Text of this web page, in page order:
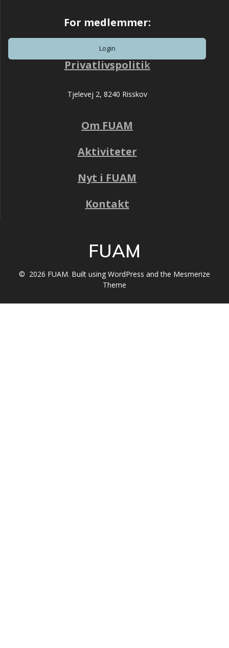
For medlemmer:
Login
Privatlivspolitik
Tjelevej 2, 8240 Risskov
Om FUAM
Aktiviteter
Nyt i FUAM
Kontakt
FUAM
© 2026 FUAM. Built using WordPress and the Mesmerize
Theme